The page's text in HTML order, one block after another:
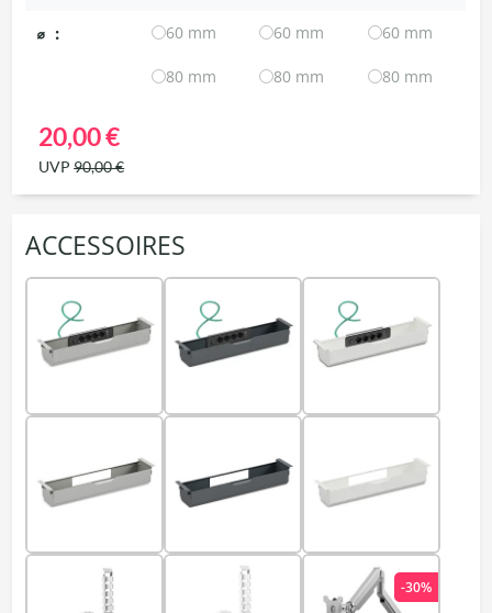
⌀ : 60 mm 60 mm 60 mm
80 mm 80 mm 80 mm
20,00 €
UVP90,00 €
ACCESSOIRES
-30%